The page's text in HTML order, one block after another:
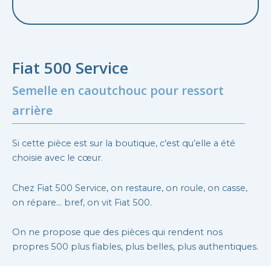
Fiat 500 Service
Semelle en caoutchouc pour ressort
arrière
Si cette pièce est sur la boutique, c’est qu’elle a été
choisie avec le cœur.
Chez Fiat 500 Service, on restaure, on roule, on casse,
on répare… bref, on vit Fiat 500.
On ne propose que des pièces qui rendent nos
propres 500 plus fiables, plus belles, plus authentiques.